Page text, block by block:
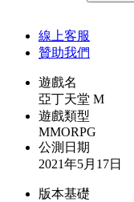
線上客服
贊助我們
遊戲名
亞丁天堂 M
遊戲類型
MMORPG
公測日期
2021年5月17日
版本基礎